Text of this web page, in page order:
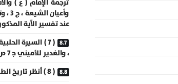
ترجمة الإمام ( ع )
عند تفسير الآية
، والغدير للأميني ج‍ 7 ص 141 .
( 8 ) أنظر تاريخ الطبري ج‍ 3 ص 330 و 301 .